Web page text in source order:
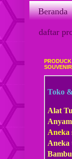
Beranda
daftar
Toko
Alat
Aneka
Aneka
Bambu